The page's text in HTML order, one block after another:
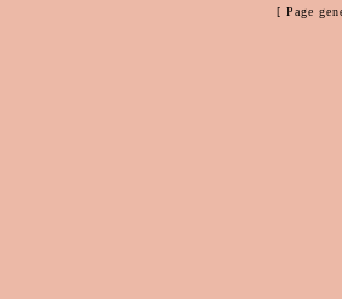
[ Page